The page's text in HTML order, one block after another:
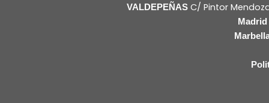
VALDEPEÑAS C/ Pintor
Madrid